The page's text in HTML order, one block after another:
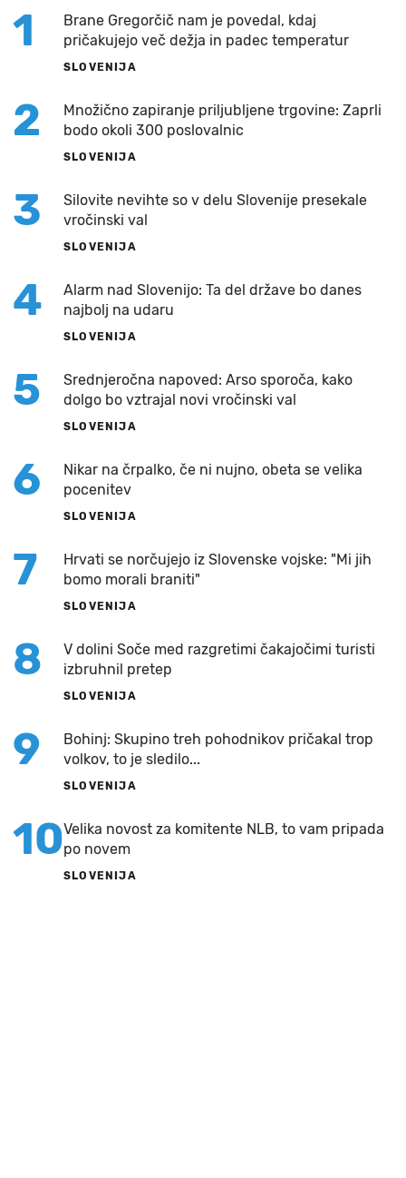
1
Brane Gregorčič nam je povedal, kdaj
pričakujejo več dežja in padec temperatur
SLOVENIJA
2
Množično zapiranje priljubljene trgovine: Zaprli
bodo okoli 300 poslovalnic
SLOVENIJA
3
Silovite nevihte so v delu Slovenije presekale
vročinski val
SLOVENIJA
4
Alarm nad Slovenijo: Ta del države bo danes
najbolj na udaru
SLOVENIJA
5
Srednjeročna napoved: Arso sporoča, kako
dolgo bo vztrajal novi vročinski val
SLOVENIJA
6
Nikar na črpalko, če ni nujno, obeta se velika
pocenitev
SLOVENIJA
7
Hrvati se norčujejo iz Slovenske vojske: "Mi jih
bomo morali braniti"
SLOVENIJA
8
V dolini Soče med razgretimi čakajočimi turisti
izbruhnil pretep
SLOVENIJA
9
Bohinj: Skupino treh pohodnikov pričakal trop
volkov, to je sledilo...
SLOVENIJA
10Velika novost za komitente NLB, to vam pripada
po novem
SLOVENIJA